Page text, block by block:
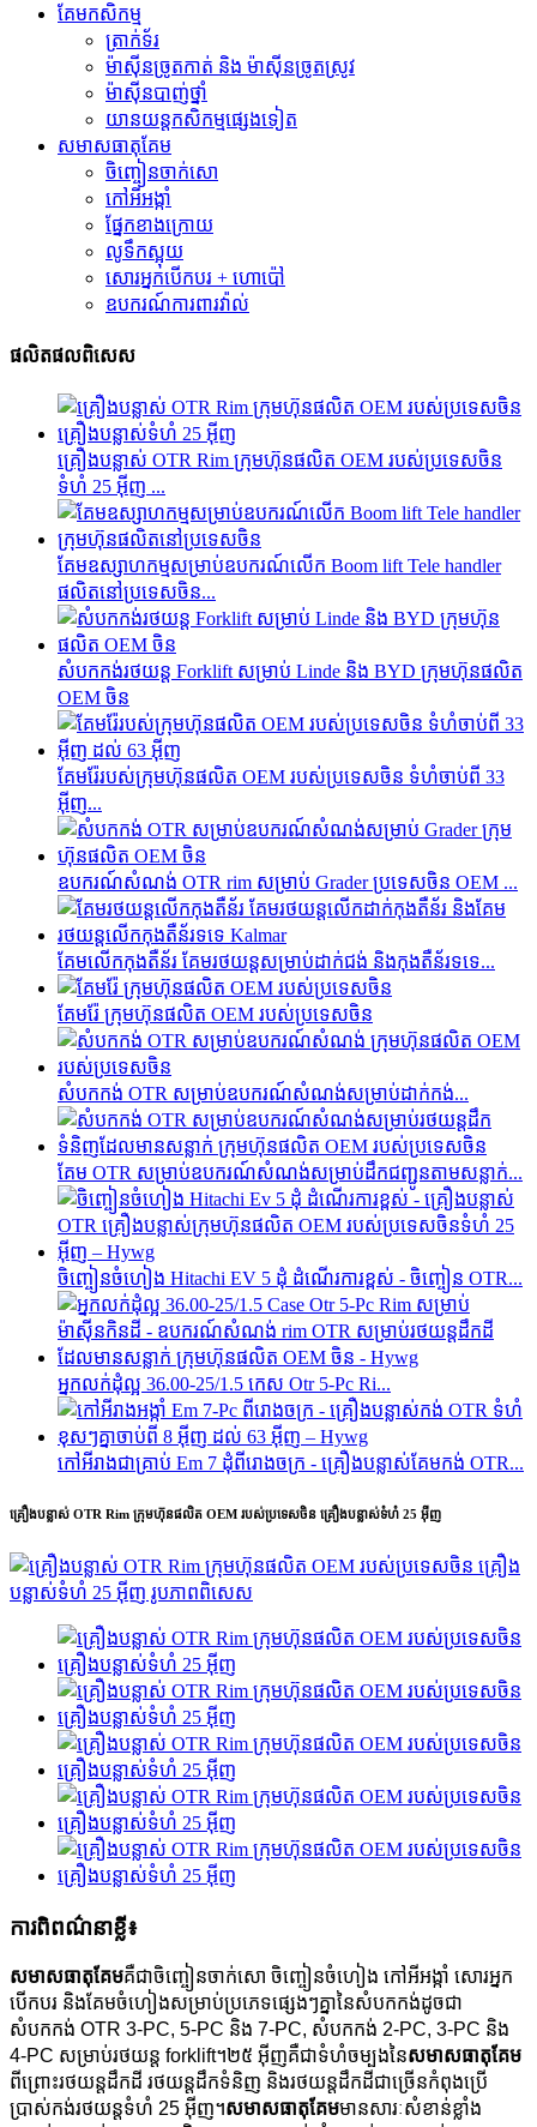
គែមកសិកម្ម
ត្រាក់ទ័រ
ម៉ាស៊ីនច្រូតកាត់ និង ម៉ាស៊ីនច្រូតស្រូវ
ម៉ាស៊ីនបាញ់ថ្នាំ
យានយន្តកសិកម្មផ្សេងទៀត
សមាសធាតុ​គែម
ចិញ្ចៀនចាក់សោ
កៅអីអង្កាំ
ផ្នែកខាងក្រោយ
លូទឹកស្អុយ
សោរអ្នកបើកបរ + ហោប៉ៅ
ឧបករណ៍ការពារវ៉ាល់
ផលិតផលពិសេស
គ្រឿងបន្លាស់ OTR Rim ក្រុមហ៊ុនផលិត OEM របស់ប្រទេសចិន
ទំហំ 25 អ៊ីញ ...
គែមឧស្សាហកម្មសម្រាប់ឧបករណ៍លើក Boom lift Tele handler
ផលិតនៅប្រទេសចិន...
សំបកកង់រថយន្ត Forklift សម្រាប់ Linde និង BYD ក្រុមហ៊ុនផលិត
OEM ចិន
គែម​រ៉ែ​របស់​ក្រុមហ៊ុន​ផលិត OEM របស់​ប្រទេស​ចិន ទំហំ​ចាប់ពី 33
អ៊ីញ...
ឧបករណ៍សំណង់ OTR rim សម្រាប់ Grader ប្រទេសចិន OEM ...
គែមលើកកុងតឺន័រ គែមរថយន្តសម្រាប់ដាក់ជង់ និងកុងតឺន័រទទេ...
គែមរ៉ែ ក្រុមហ៊ុនផលិត OEM របស់ប្រទេសចិន
សំបកកង់ OTR សម្រាប់ឧបករណ៍សំណង់សម្រាប់ដាក់កង់...
គែម OTR សម្រាប់ឧបករណ៍សំណង់សម្រាប់ដឹកជញ្ជូនតាមសន្លាក់...
ចិញ្ចៀនចំហៀង Hitachi EV 5 ដុំ ដំណើរការខ្ពស់ - ចិញ្ចៀន OTR...
អ្នកលក់ដុំល្អ 36.00-25/1.5 កេស Otr 5-Pc Ri...
កៅអី​រាង​ជា​គ្រាប់ Em 7 ដុំ​ពី​រោងចក្រ - គ្រឿងបន្លាស់​គែម​កង់ OTR...
គ្រឿងបន្លាស់ OTR Rim ក្រុមហ៊ុនផលិត OEM របស់ប្រទេសចិន គ្រឿងបន្លាស់ទំហំ 25 អ៊ីញ
ការពិពណ៌នាខ្លី៖
សមាសធាតុ​គែមគឺជាចិញ្ចៀនចាក់សោ ចិញ្ចៀនចំហៀង កៅអីអង្កាំ សោរអ្នក
បើកបរ និងគែមចំហៀងសម្រាប់ប្រភេទផ្សេងៗគ្នានៃសំបកកង់ដូចជា
សំបកកង់ OTR 3-PC, 5-PC និង 7-PC, សំបកកង់ 2-PC, 3-PC និង
4-PC សម្រាប់រថយន្ត forklift។២៥ អ៊ីញគឺជាទំហំចម្បងនៃសមាសធាតុគែម
ពីព្រោះ​រថយន្ត​ដឹក​ដី រថយន្ត​ដឹក​ទំនិញ និង​រថយន្ត​ដឹក​ដី​ជាច្រើន​កំពុង​ប្រើ
ប្រាស់​កង់​រថយន្ត​ទំហំ 25 អ៊ីញ។សមាសធាតុ​គែមមានសារៈសំខាន់ខ្លាំង